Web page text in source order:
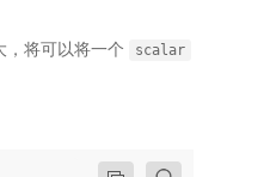
将可以将一个 scalar